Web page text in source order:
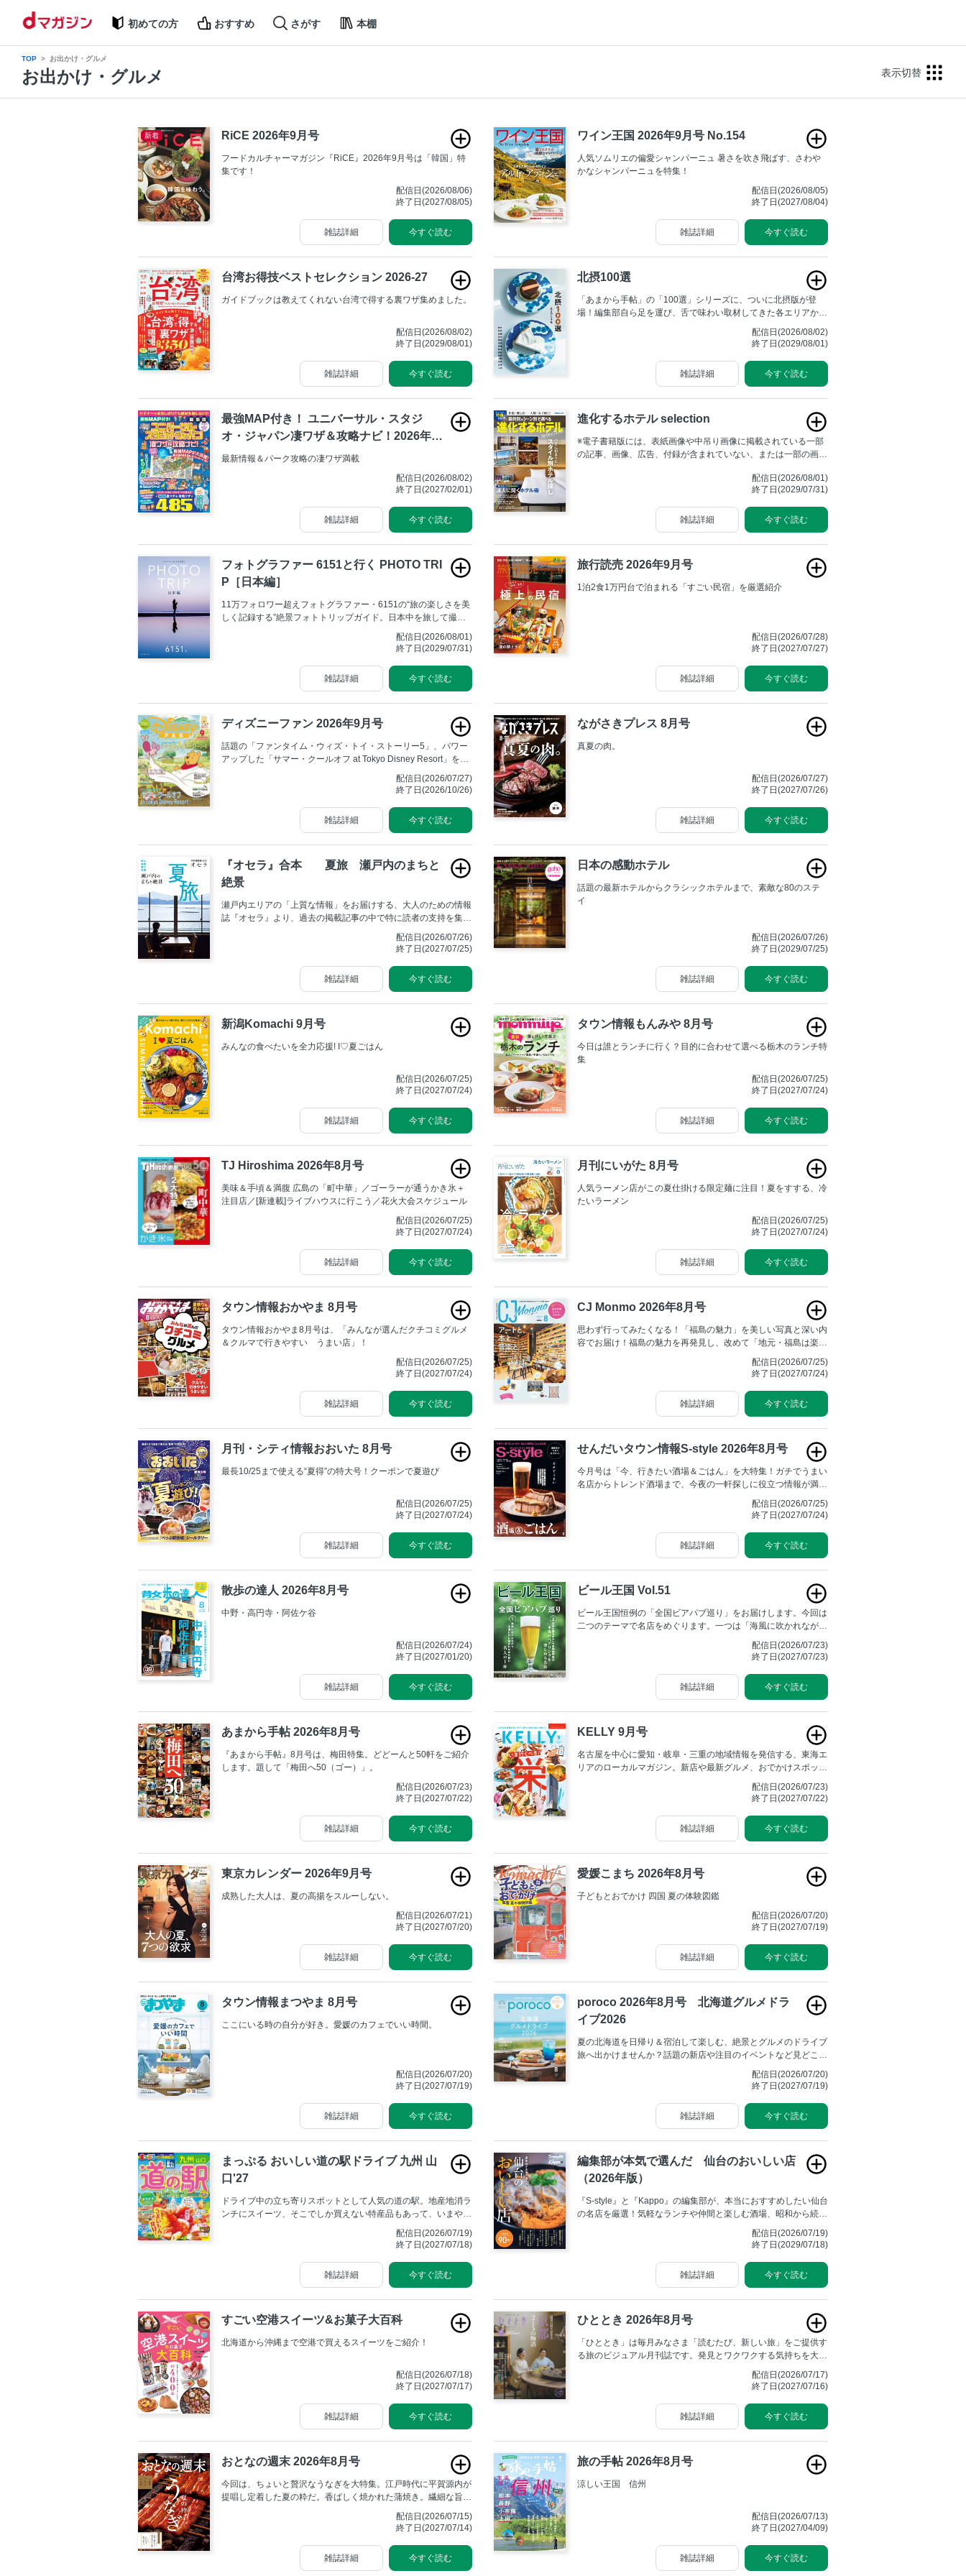
初めての方 おすすめ さがす 本棚
TOP お出かけ・グルメ
お出かけ・グルメ 表示切替
新着 RiCE 2026年9月号
フードカルチャーマガジン『RiCE』2026年9月号は「韓国」特
集です！
配信日(2026/08/06)
終了日(2027/08/05)
今すぐ読む
雑誌詳細
ワイン王国 2026年9月号 No.154
人気ソムリエの偏愛シャンパーニュ 暑さを吹き飛ばす、さわや
かなシャンパーニュを特集！
配信日(2026/08/05)
終了日(2027/08/04)
今すぐ読む
雑誌詳細
台湾お得技ベストセレクション 2026-27
ガイドブックは教えてくれない台湾で得する裏ワザ集めました。
配信日(2026/08/02)
終了日(2029/08/01)
今すぐ読む
雑誌詳細
北摂100選
「あまから手帖」の「100選」シリーズに、ついに北摂版が登
場！編集部自ら足を運び、舌で味わい取材してきた各エリアか
配信日(2026/08/02)
終了日(2029/08/01)
今すぐ読む
雑誌詳細
最強MAP付き！ ユニバーサル・スタジ
オ・ジャパン凄ワザ＆攻略ナビ！2026年-2
027年版
最新情報＆パーク攻略の凄ワザ満載
配信日(2026/08/02)
終了日(2027/02/01)
今すぐ読む
雑誌詳細
進化するホテル selection
※電子書籍版には、表紙画像や中吊り画像に掲載されている一部
の記事、画像、広告、付録が含まれていない、または一部の画像
しみください。設備の充実度、アクセスの良さ、館内の雰囲気な
ど、ホテルに求める条件は人それぞれ。あなたの「こう過ごした
い」を叶えるホテルをスタイル別に紹介します。
配信日(2026/08/01)
終了日(2029/07/31)
今すぐ読む
雑誌詳細
フォトグラファー 6151と行く PHOTO TRI
P［日本編］
11万フォロワー超えフォトグラファー・6151の“旅の楽しさを美
しく記録する”絶景フォトトリップガイド。日本中を旅して撮り
ためた無数の記録のなかから、6151流の“旅”と“写真”を存分に楽
しめるプランやスポット、撮影メソッドを厳選してご紹介。
配信日(2026/08/01)
終了日(2029/07/31)
今すぐ読む
雑誌詳細
旅行読売 2026年9月号
1泊2食1万円台で泊まれる「すごい民宿」を厳選紹介
配信日(2026/07/28)
終了日(2027/07/27)
今すぐ読む
雑誌詳細
ディズニーファン 2026年9月号
話題の「ファンタイム・ウィズ・トイ・ストーリー5」、パワー
アップした「サマー・クールオフ at Tokyo Disney Resort」を徹
底紹介！今年9月14日に終演を迎えることが決まり、７月から特
別シーンが追加された「Reach for the Stars: Everlasting Dream
の演出を、誌上レポートでもお楽しみください。
配信日(2026/07/27)
終了日(2026/10/26)
今すぐ読む
雑誌詳細
ながさきプレス 8月号
真夏の肉。
配信日(2026/07/27)
終了日(2027/07/26)
今すぐ読む
雑誌詳細
『オセラ』合本 夏旅 瀬戸内のまちと
絶景
瀬戸内エリアの「上質な情報」をお届けする、大人のための情報
誌『オセラ』より、過去の掲載記事の中で特に読者の支持を集め
配信日(2026/07/26)
終了日(2027/07/25)
今すぐ読む
雑誌詳細
日本の感動ホテル
話題の最新ホテルからクラシックホテルまで、素敵な80のステ
イ
配信日(2026/07/26)
終了日(2029/07/25)
今すぐ読む
雑誌詳細
新潟Komachi 9月号
みんなの食べたいを全力応援! I♡夏ごはん
配信日(2026/07/25)
終了日(2027/07/24)
今すぐ読む
雑誌詳細
タウン情報もんみや 8月号
今日は誰とランチに行く？目的に合わせて選べる栃木のランチ特
集
配信日(2026/07/25)
終了日(2027/07/24)
今すぐ読む
雑誌詳細
TJ Hiroshima 2026年8月号
美味＆手頃＆満腹 広島の「町中華」／ゴーラーが通うかき氷＋
注目店／[新連載]ライブハウスに行こう／花火大会スケジュール
配信日(2026/07/25)
終了日(2027/07/24)
今すぐ読む
雑誌詳細
月刊にいがた 8月号
人気ラーメン店がこの夏仕掛ける限定麺に注目！夏をすする、冷
たいラーメン
配信日(2026/07/25)
終了日(2027/07/24)
今すぐ読む
雑誌詳細
タウン情報おかやま 8月号
タウン情報おかやま8月号は、「みんなが選んだクチコミグルメ
＆クルマで行きやすい うまい店」！
配信日(2026/07/25)
終了日(2027/07/24)
今すぐ読む
雑誌詳細
CJ Monmo 2026年8月号
思わず行ってみたくなる！「福島の魅力」を美しい写真と深い内
容でお届け！福島の魅力を再発見し、改めて「地元・福島は楽し
配信日(2026/07/25)
終了日(2027/07/24)
今すぐ読む
雑誌詳細
月刊・シティ情報おおいた 8月号
最長10/25まで使える“夏得”の特大号！クーポンで夏遊び
配信日(2026/07/25)
終了日(2027/07/24)
今すぐ読む
雑誌詳細
せんだいタウン情報S-style 2026年8月号
今月号は「今、行きたい酒場＆ごはん」を大特集！ガチでうまい
名店からトレンド酒場まで、今夜の一軒探しに役立つ情報が満載
です。さらに、8月開幕のJ2リーグを前にした「ベガルタ仙台入
門」では、菅原茉椰さんの女川キャンプ潜入レポもお届け！夏を
ラザーズの人気連載など、宮城の夏を120％楽しむ情報が詰まっ
配信日(2026/07/25)
終了日(2027/07/24)
今すぐ読む
雑誌詳細
散歩の達人 2026年8月号
中野・高円寺・阿佐ケ谷
配信日(2026/07/24)
終了日(2027/01/20)
今すぐ読む
雑誌詳細
ビール王国 Vol.51
ビール王国恒例の「全国ビアパブ巡り」をお届けします。今回は
二つのテーマで名店をめぐります。一つは「海風に吹かれなが
ら、木漏れ日に包まれながら飲む名人の１杯」と題し、海辺や高
原のリゾート地にある人気のビアパブやタップルームをご紹介。
こそ、日本に居ながら海外旅行気分を味わえる「一度は行きた
い、本場のペアリングを楽しめる名店」をご紹介します。
配信日(2026/07/23)
終了日(2027/07/23)
今すぐ読む
雑誌詳細
あまから手帖 2026年8月号
『あまから手帖』8月号は、梅田特集。どどーんと50軒をご紹介
します。題して「梅田へ50（ゴー）」。
配信日(2026/07/23)
終了日(2027/07/22)
今すぐ読む
雑誌詳細
KELLY 9月号
名古屋を中心に愛知・岐阜・三重の地域情報を発信する、東海エ
リアのローカルマガジン。新店や最新グルメ、おでかけスポット
など、地元がもっと好きになる、旬なコンテンツをお届けしま
配信日(2026/07/23)
終了日(2027/07/22)
今すぐ読む
雑誌詳細
東京カレンダー 2026年9月号
成熟した大人は、夏の高揚をスルーしない。
配信日(2026/07/21)
終了日(2027/07/20)
今すぐ読む
雑誌詳細
愛媛こまち 2026年8月号
子どもとおでかけ 四国 夏の体験図鑑
配信日(2026/07/20)
終了日(2027/07/19)
今すぐ読む
雑誌詳細
タウン情報まつやま 8月号
ここにいる時の自分が好き。愛媛のカフェでいい時間。
配信日(2026/07/20)
終了日(2027/07/19)
今すぐ読む
雑誌詳細
poroco 2026年8月号 北海道グルメドラ
イブ2026
夏の北海道を日帰り＆宿泊して楽しむ、絶景とグルメのドライブ
旅へ出かけませんか？話題の新店や注目のイベントなど見どころ
配信日(2026/07/20)
終了日(2027/07/19)
今すぐ読む
雑誌詳細
まっぷる おいしい道の駅ドライブ 九州 山
口'27
ドライブ中の立ち寄りスポットとして人気の道の駅。地産地消ラ
ンチにスイーツ、そこでしか買えない特産品もあって、いまや立
ち寄りスポットにとどまらず、わざわざでかけたい“目的地”とも
なっています。本誌では、九州各県と山口県にある道の駅の、ぜ
地元特産品をセレクト。道の駅だけでなく周辺の見どころ、食で
人気のSA・PAや産直スポットも併せて紹介。
配信日(2026/07/19)
終了日(2027/07/18)
今すぐ読む
雑誌詳細
編集部が本気で選んだ 仙台のおいしい店
（2026年版）
『S-style』と『Kappo』の編集部が、本当におすすめしたい仙台
の名店を厳選！気軽なランチや仲間と楽しむ酒場、昭和から続く
名店、大切な人をもてなす一軒、おいしい惣菜店まで幅広く網羅
しました。観光ガイドとはひと味違う、地元の食を知り尽くした
別な日の外食まで、仙台で食事を楽しむすべての人に頼りになる
配信日(2026/07/19)
終了日(2029/07/18)
今すぐ読む
雑誌詳細
すごい空港スイーツ&お菓子大百科
北海道から沖縄まで空港で買えるスイーツをご紹介！
配信日(2026/07/18)
終了日(2027/07/17)
今すぐ読む
雑誌詳細
ひととき 2026年8月号
「ひととき」は毎月みなさま「読むたび、新しい旅」をご提供す
る旅のビジュアル月刊誌です。発見とワクワクする気持ちを大切
に、その地に育まれた人や物、紡がれた歴史、そして息づく文化
――まだ見ぬニッポンや、気づかなかったニッポンの魅力へと深
易しく面白くお伝えしていきます。
配信日(2026/07/17)
終了日(2027/07/16)
今すぐ読む
雑誌詳細
おとなの週末 2026年8月号
今回は、ちょいと贅沢なうなぎを大特集。江戸時代に平賀源内が
提唱し定着した夏の粋だ。香ばしく焼かれた蒲焼き。繊細な旨み
を楽しませる白焼き。様々な部位を味わえる串焼きに、刺身ま
で。夏の粋を心ゆくまで堪能してください。ほか、本誌スタッフ
特集もあります。【電子版では紙の雑誌と内容が一部異なる場合
や、掲載されないページがあります】
配信日(2026/07/15)
終了日(2027/07/14)
今すぐ読む
雑誌詳細
旅の手帖 2026年8月号
涼しい王国 信州
配信日(2026/07/13)
終了日(2027/04/09)
今すぐ読む
雑誌詳細